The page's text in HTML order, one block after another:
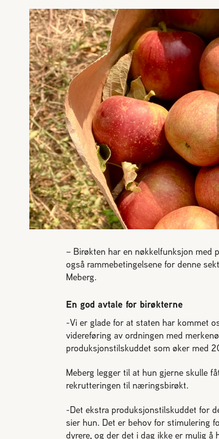
Evigung dronning
Avl og
Norges
STARTE MED BIER
Ofte stilte spørsmål
Sjekkliste for kjøp og salg av bier
Kan jeg importere bier?
Økologisk birøkt
MIN
Vi har
Gå
Usikker
klikk her
– Birøkten har en nøkkelfunksjon med
også rammebetingelsene for denne
Meberg.
En god avtale for birøkterne
-Vi er glade for at staten har kommet
videreføring av ordningen med
produksjonstilskuddet som øker med
Meberg legger til at hun gjerne skulle
rekrutteringen til næringsbirøkt.
-Det ekstra produksjonstilskuddet for
sier hun. Det er behov for stimulering
dyrere, og der det i dag ikke er mulig